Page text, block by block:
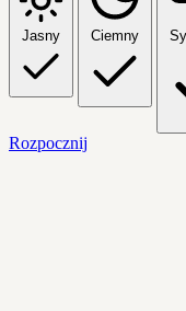
Jasny Ciemny
Rozpocznij